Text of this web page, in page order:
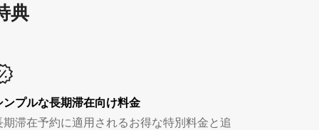
典
ンプルな長期滞在向け料金
期滞在予約に適用されるお得な特別料金と追